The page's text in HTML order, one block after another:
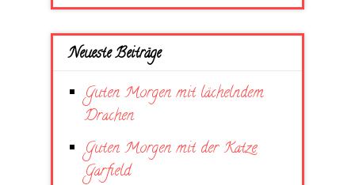
Neueste Beiträge
Guten Morgen mit lächelndem
Drachen
Guten Morgen mit der Katze
Garfield